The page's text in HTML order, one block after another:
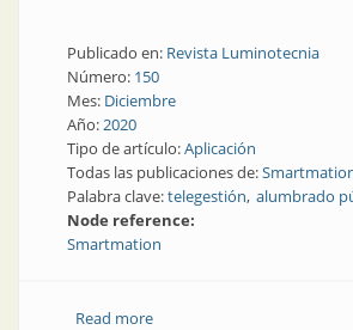
Publicado en: Revista Luminotecnia
Número: 150
Mes: Diciembre
Año:2020
Tipo de artículo:Aplicación
Todas las publicaciones de:
Palabra clave:telegestión alumbrado
Node reference:
Smartmation
Read moreabout Telegestión: algunas